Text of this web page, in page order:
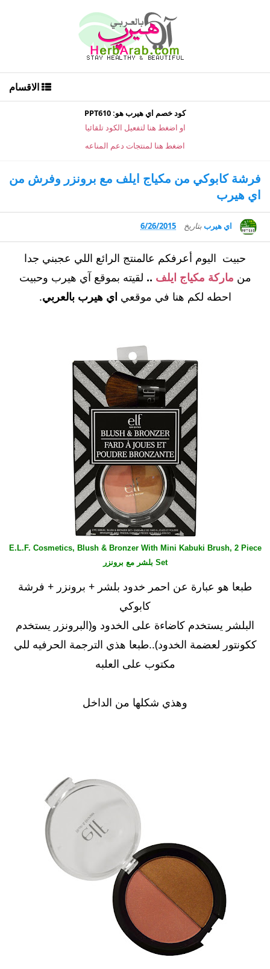
الاقسام
كود خصم اي هيرب هو: PPT610
او اضغط هنا لتفعيل الكود تلقائيا
اضغط هنا لمنتجات دعم المناعه
فرشة كابوكي من مكياج ايلف مع برونزر وفرش من
اي هيرب
اي هيرببتاريخ 6/26/2015
حبيت اليوم أعرفكم عالمنتج الرائع اللي عجبني جدا
من ماركة مكياج ايلف .. لقيته بموقع آي هيرب وحبيت
احطه لكم هنا في موقعي اي هيرب بالعربي.
E.L.F. Cosmetics, Blush & Bronzer With Mini Kabuki Brush, 2 Piece
Set بلشر مع برونزر
طبعا هو عبارة عن احمر خدود بلشر + برونزر + فرشة
كابوكي
البلشر يستخدم كاضاءة على الخدود و(البرونزر يستخدم
ككونتور لعضمة الخدود)..طبعا هذي الترجمة الحرفيه للي
مكتوب على العلبه
وهذي شكلها من الداخل